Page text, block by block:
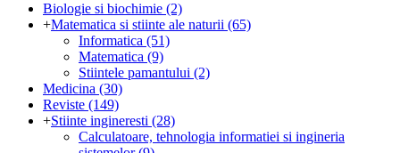
Biologie si biochimie (2)
+Matematica si stiinte ale naturii (65)
Informatica (51)
Matematica (9)
Stiintele pamantului (2)
Medicina (30)
Reviste (149)
+Stiinte ingineresti (28)
Calculatoare, tehnologia informatiei si ingineria